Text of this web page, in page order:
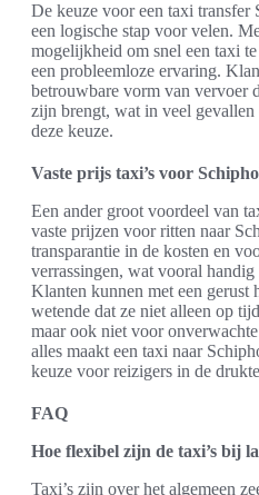
De keuze voor een taxi
een logische stap voor velen.
mogelijkheid om snel een taxi
een probleemloze ervaring.
betrouwbare vorm van vervoer
zijn brengt, wat in veel
deze keuze.
Vaste prijs taxi’s voor
Een ander groot voordeel van
vaste prijzen voor ritten naar
transparantie in de kosten en
verrassingen, wat vooral
Klanten kunnen met een gerust
wetende dat ze niet alleen op
maar ook niet voor
alles maakt een taxi naar
keuze voor reizigers in de
FAQ
Hoe flexibel zijn de taxi’s bij
Taxi’s zijn over het algemeen